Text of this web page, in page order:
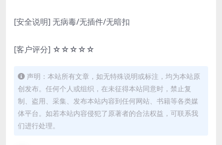
[安全说明] 无病毒/无插件/无暗扣
[客户评分] ☆☆☆☆☆
声明：本站所有文章，如无特殊说明或标注，均为本站原
创发布。任何个人或组织，在未征得本站同意时，禁止复
制、盗用、采集、发布本站内容到任何网站、书籍等各类媒
体平台。如若本站内容侵犯了原著者的合法权益，可联系我
们进行处理。